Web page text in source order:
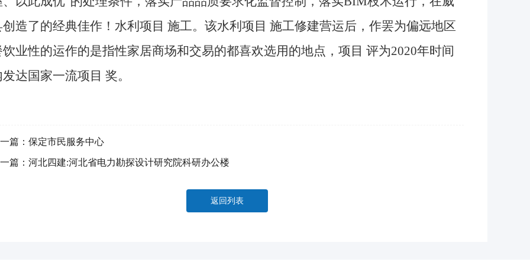
创造了的经典佳作！水利项目 施工。该水利项目 施工修建营运后，作罢为偏远地区
饮业性的运作的是指性家居商场和交易的都喜欢选用的地点，项目 评为2020年时间
达国家一流项目 奖。
篇： 保定市民服务中心
篇： 河北四建:河北省电力勘探设计研究院科研办公楼
返回列表